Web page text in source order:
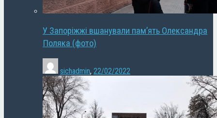
У Запоріжжі вшанували пам’ять Олександра
Поляка (фото)
sichadmin, 22/02/2022